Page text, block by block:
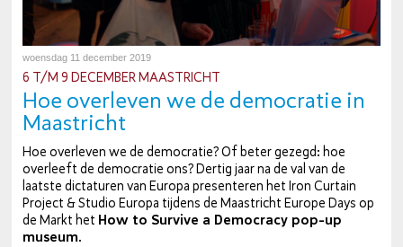
woensdag 11 december 2019
6 T/M 9 DECEMBER MAAS­TRICHT
Hoe overleven we de de­mo­cra­tie in
Maas­tricht
Hoe overleven we de de­mo­cra­tie? Of beter gezegd: hoe
overleeft de de­mo­cra­tie ons? Dertig jaar na de val van de
laatste dic­ta­tu­ren van Europa pre­sen­te­ren het Iron Curtain
Project & Studio Europa tijdens de Maas­tricht Europe Days op
de Markt het How to Survive a Democracy pop-up
museum.